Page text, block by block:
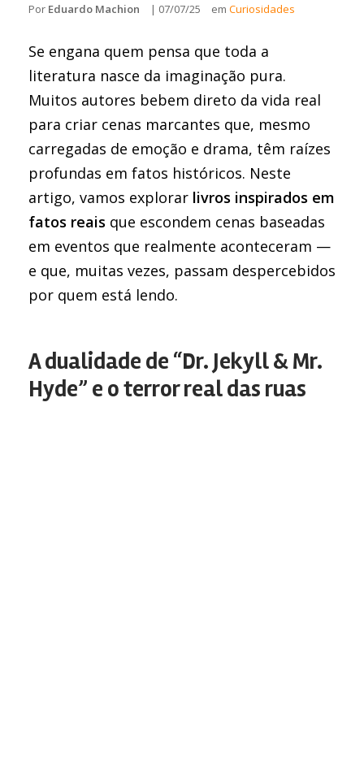
Por Eduardo Machion | 07/07/25 em Curiosidades
Se engana quem pensa que toda a
literatura nasce da imaginação pura.
Muitos autores bebem direto da vida real
para criar cenas marcantes que, mesmo
carregadas de emoção e drama, têm raízes
profundas em fatos históricos. Neste
artigo, vamos explorar livros inspirados em
fatos reais que escondem cenas baseadas
em eventos que realmente aconteceram —
e que, muitas vezes, passam despercebidos
por quem está lendo.
A dualidade de “Dr. Jekyll & Mr.
Hyde” e o terror real das ruas